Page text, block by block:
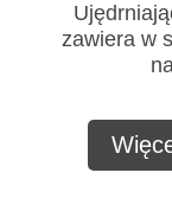
zawiera w